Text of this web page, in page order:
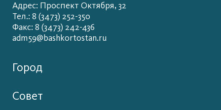
Адрес: Проспект Октября, 32
Тел.: 8 (3473) 252-350
Факс: 8 (3473) 242-436
adm59@bashkortostan.ru
Город
Совет